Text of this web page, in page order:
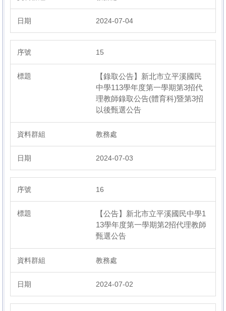
2024-07-04
15
【錄取公告】新北市立平溪國民
中學113學年度第一學期第3招代
理教師錄取公告(體育科)暨第3招
以後甄選公告
教務處
2024-07-03
16
【公告】新北市立平溪國民中學1
13學年度第一學期第2招代理教師
甄選公告
教務處
2024-07-02